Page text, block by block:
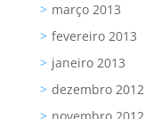
março 2013
fevereiro 2013
janeiro 2013
dezembro 2012